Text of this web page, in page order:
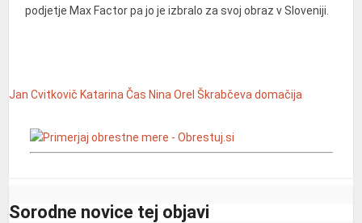
podjetje Max Factor pa jo je izbralo za svoj obraz v Sloveniji.
Jan Cvitkovič Katarina Čas Nina Orel Škrabčeva domačija
Sorodne novice tej objavi